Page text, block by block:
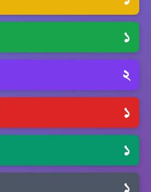
১
২
১
১
১